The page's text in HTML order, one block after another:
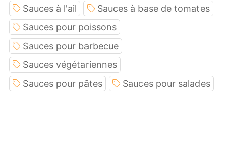
Sauces à l'ail
Sauces à base de tomates
Sauces pour poissons
Sauces pour barbecue
Sauces végétariennes
Sauces pour pâtes
Sauces pour salades